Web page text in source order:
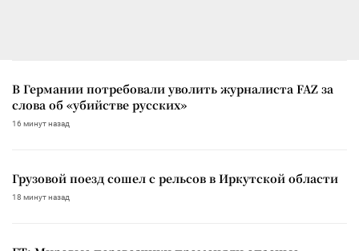
В Германии потребовали уволить журналиста FAZ за
слова об «убийстве русских»
16 минут назад
Грузовой поезд сошел с рельсов в Иркутской области
18 минут назад